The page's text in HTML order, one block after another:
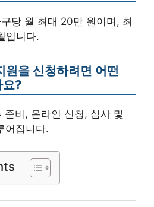
당 월 최대 20만 원이며, 최
입니다.
원을 신청하려면 어떤
요?
비, 온라인 신청, 심사 및
어집니다.